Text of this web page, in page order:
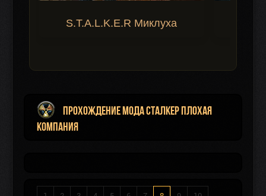
S.T.A.L.K.E.R Миклуха
Прохождение мода Сталкер Плохая
Компания